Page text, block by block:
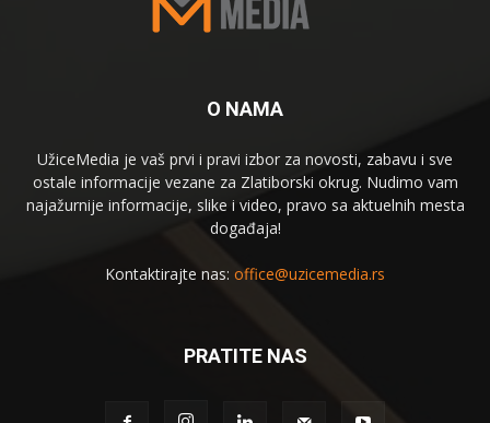
O NAMA
UžiceMedia je vaš prvi i pravi izbor za novosti, zabavu i sve
ostale informacije vezane za Zlatiborski okrug. Nudimo vam
najažurnije informacije, slike i video, pravo sa aktuelnih mesta
događaja!
Kontaktirajte nas: office@uzicemedia.rs
PRATITE NAS